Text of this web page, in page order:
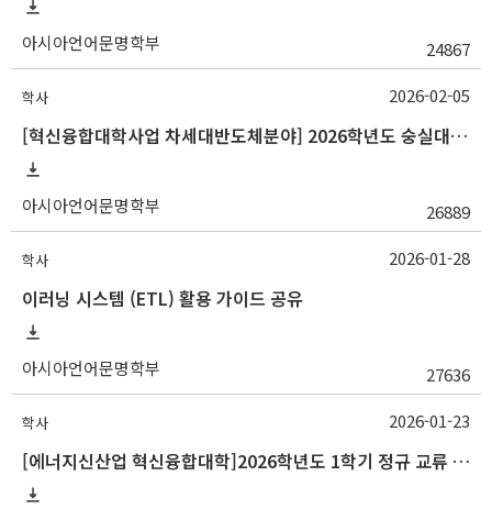
아시아언어문명학부 24867
학사
[혁신융합대학사업 차세대반도체분야] 2026학년도 숭실대학교 1학기 교류 수학 안내
아시아언어문명학부 26889
2026-02-05
학사
이러닝 시스템 (ETL) 활용 가이드 공유
아시아언어문명학부 27636
2026-01-28
학사
[에너지신산업 혁신융합대학]2026학년도 1학기 정규 교류 수학 안내(전북대, 한양대)
2026-01-23